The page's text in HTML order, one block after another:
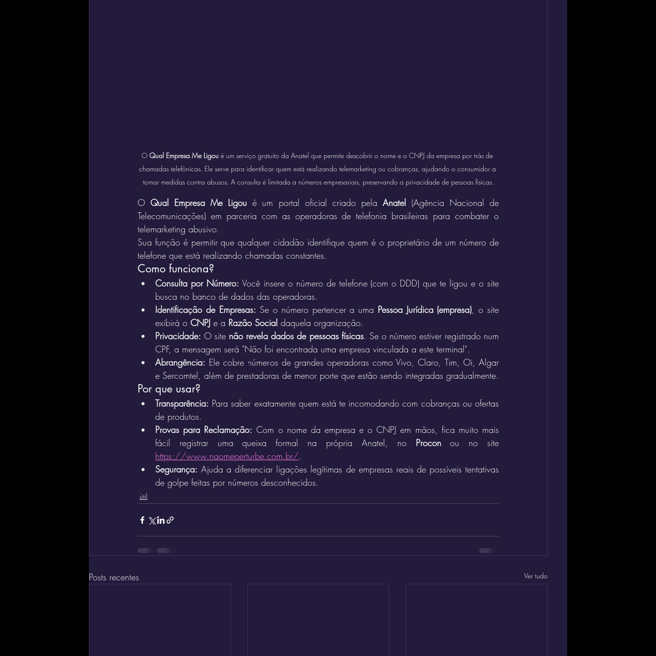
O Qual Empresa Me Ligou é um serviço gratuito da Anatel que permite descobrir o nome e o CNPJ da empresa por trás de
chamadas telefônicas. Ele serve para identificar quem está realizando telemarketing ou cobranças, ajudando o consumidor a
tomar medidas contra abusos. A consulta é limitada a números empresariais, preservando a privacidade de pessoas físicas.
O Qual Empresa Me Ligou é um portal oficial criado pela Anatel (Agência Nacional de
Telecomunicações) em parceria com as operadoras de telefonia brasileiras para combater o
telemarketing abusivo.
Sua função é permitir que qualquer cidadão identifique quem é o proprietário de um número de
telefone que está realizando chamadas constantes.
Como funciona?
Consulta por Número: Você insere o número de telefone (com o DDD) que te ligou e o site
busca no banco de dados das operadoras.
Identificação de Empresas: Se o número pertencer a uma Pessoa Jurídica (empresa), o site
exibirá o CNPJ e a Razão Social daquela organização.
Privacidade: O site não revela dados de pessoas físicas. Se o número estiver registrado num
CPF, a mensagem será "Não foi encontrada uma empresa vinculada a este terminal".
Abrangência: Ele cobre números de grandes operadoras como Vivo, Claro, Tim, Oi, Algar
e Sercomtel, além de prestadoras de menor porte que estão sendo integradas gradualmente.
Por que usar?
Transparência: Para saber exatamente quem está te incomodando com cobranças ou ofertas
de produtos.
Provas para Reclamação: Com o nome da empresa e o CNPJ em mãos, fica muito mais
fácil registrar uma queixa formal na própria Anatel, no Procon
https://www.naomeperturbe.com.br/.
Segurança: Ajuda a diferenciar ligações legítimas de empresas reais de possíveis tentativas
de golpe feitas por números desconhecidos.
útil
Posts recentes Ver tudo